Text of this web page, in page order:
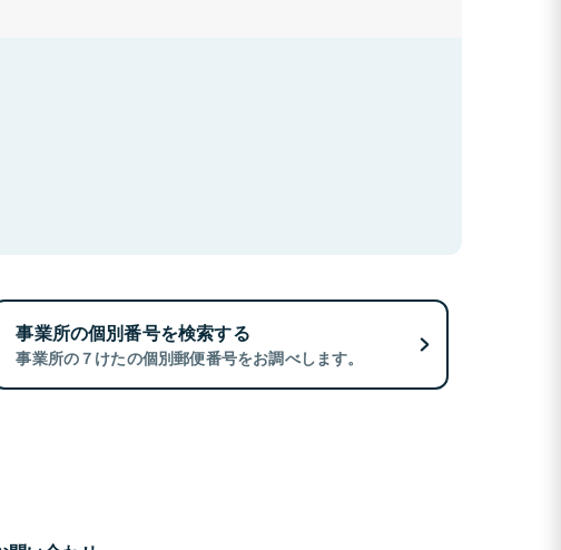
事業所の個別番号を検索する
事業所の７けたの個別郵便番号をお調べします。